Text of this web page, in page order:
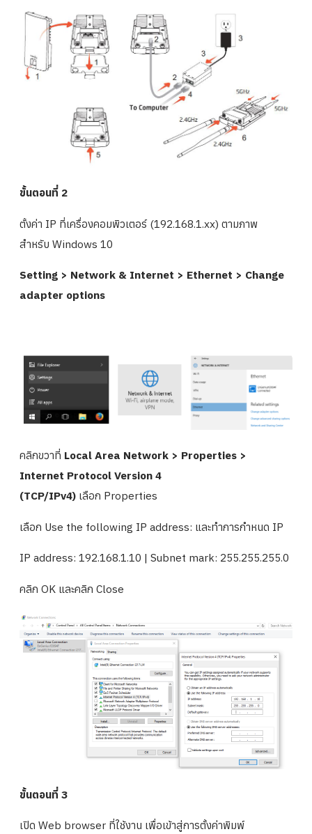
ขั้นตอนที่ 2
ตั้งค่า IP ที่เครื่องคอมพิวเตอร์ (192.168.1.xx) ตามภาพ
สำหรับ Windows 10
Setting > Network & Internet > Ethernet > Change
adapter options
คลิกขวาที่ Local Area Network > Properties >
Internet Protocol Version 4
(TCP/IPv4) เลือก Properties
เลือก Use the following IP address: และทำการกำหนด IP
IP address: 192.168.1.10 | Subnet mark: 255.255.255.0
คลิก OK และคลิก Close
ขั้นตอนที่ 3
เปิด Web browser ที่ใช้งาน เพื่อเข้าสู่การตั้งค่าพิมพ์